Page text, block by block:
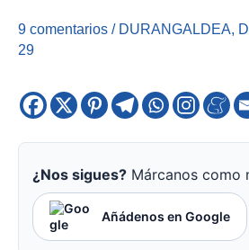
9 comentarios / DURANGALDEA,
29
¿Nos sigues? Márcanos como
Añádenos en Google